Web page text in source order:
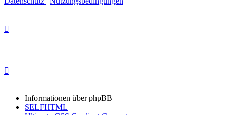
Informationen über phpBB
SELFHTML